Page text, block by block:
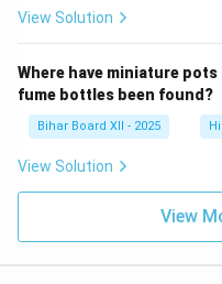
अतः, अंग्रेजों की 'फूट डालो
की द्वि-राष्ट्र सिद्धांत पर
के दो मुख्य कारण थे।
View Solution
Where have miniature
fume bottles been found?
Bihar Board XII - 2025
View Solution
View